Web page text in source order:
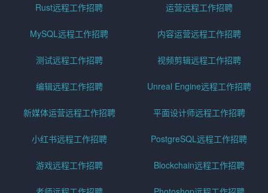
Rust远程工作招聘 运营远程工作招聘
MySQL远程工作招聘 内容运营远程工作招聘
测试远程工作招聘 视频剪辑远程工作招聘
编辑远程工作招聘 Unreal Engine远程工作招聘
新媒体运营远程工作招聘 平面设计师远程工作招聘
小红书远程工作招聘 PostgreSQL远程工作招聘
游戏远程工作招聘 Blockchain远程工作招聘